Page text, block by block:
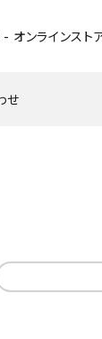
- オンラインスト
照明
せ